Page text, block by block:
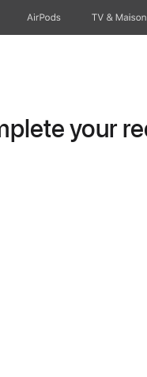
AirPods TV & Maison
your